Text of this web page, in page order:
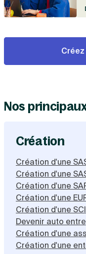
Nos
Création
Création d'une
Création d'une
Création d'une
Création d'une
Création d'une SCI
Devenir auto
Création d'une
Création d'une